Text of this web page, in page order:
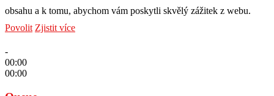
obsahu a k tomu, abychom vám poskytli skvělý zážitek z webu.
Povolit Zjistit více
-
00:00
00:00